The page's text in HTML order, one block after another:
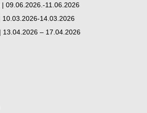
09.06.2026.-11.06.2026
10.03.2026-14.03.2026
13.04.2026 – 17.04.2026